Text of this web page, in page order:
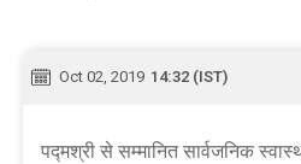
Oct 02, 2019 14:32 (IST)
पद्मश्री से सम्मानित सार्वजनिक